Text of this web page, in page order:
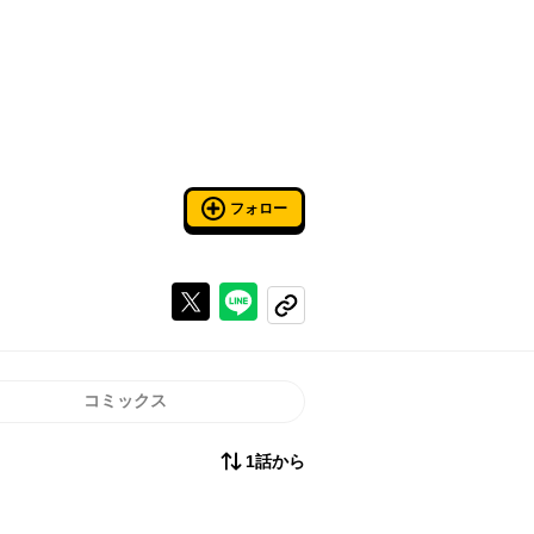
フォロー
Xで投稿するラインでシェアする
コピーする
コミックス
1話から